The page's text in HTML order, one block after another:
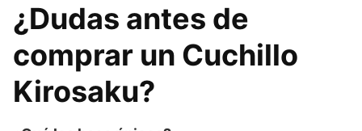
¿Dudas antes de
comprar un Cuchillo
Kirosaku?